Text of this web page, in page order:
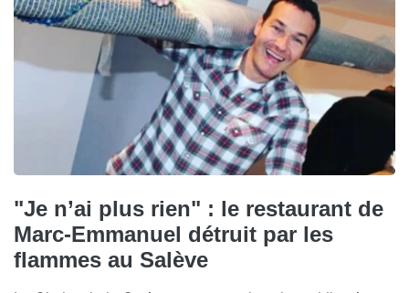
"Je n’ai plus rien" : le restaurant de
Marc-Emmanuel détruit par les
flammes au Salève